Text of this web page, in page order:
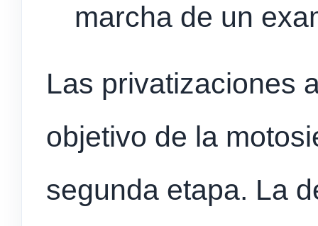
marcha de un
Las privatizaciones
objetivo de la
segunda etapa. La